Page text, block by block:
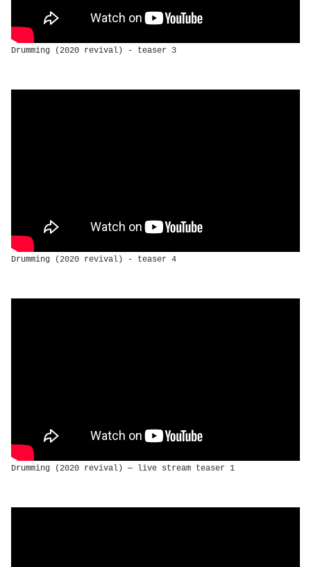
Drumming (2020 revival) - teaser 3
Drumming (2020 revival) - teaser 4
Drumming (2020 revival) — live stream teaser 1